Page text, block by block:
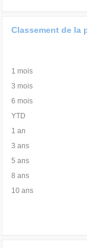
Classement de la
1 mois
3 mois
6 mois
YTD
1 an
3 ans
5 ans
8 ans
10 ans